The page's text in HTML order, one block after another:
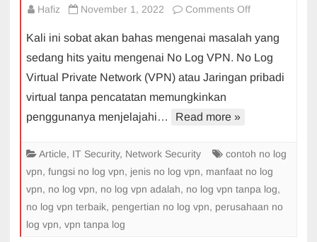
Hafiz November 1, 2022 Comments Offon
Log
VPN
Pengertian
Manfaat
Kali ini sobat akan bahas mengenai masalah yang
sedang hits yaitu mengenai No Log VPN. No Log
Virtual Private Network (VPN) atau Jaringan pribadi
virtual tanpa pencatatan memungkinkan
penggunanya menjelajahi…
Read more »
Article, IT Security, Network Security
contoh no log
vpn, fungsi no log vpn, jenis no log vpn, manfaat no log
vpn, no log vpn, no log vpn adalah, no log vpn tanpa log,
no log vpn terbaik, pengertian no log vpn, perusahaan no
log vpn, vpn tanpa log